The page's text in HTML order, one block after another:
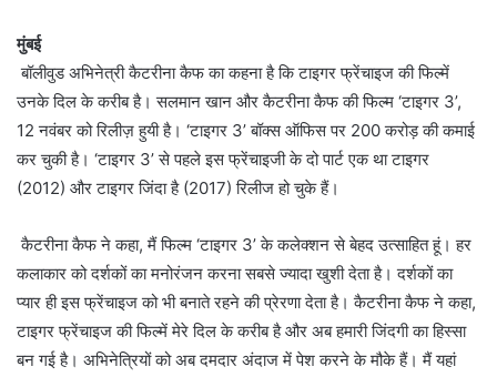
मुंबई
बॉलीवुड अभिनेत्री कैटरीना कैफ का कहना है कि टाइगर फ्रेंचाइज की फिल्में
उनके दिल के करीब है। सलमान खान और कैटरीना कैफ की फिल्म ‘टाइगर 3’,
12 नवंबर को रिलीज़ हुयी है। ‘टाइगर 3’ बॉक्स ऑफिस पर 200 करोड़ की कमाई
कर चुकी है। ‘टाइगर 3’ से पहले इस फ्रेंचाइजी के दो पार्ट एक था टाइगर
(2012) और टाइगर जिंदा है (2017) रिलीज हो चुके हैं।
कैटरीना कैफ ने कहा, मैं फिल्म ‘टाइगर 3’ के कलेक्शन से बेहद उत्साहित हूं। हर
कलाकार को दर्शकों का मनोरंजन करना सबसे ज्यादा खुशी देता है। दर्शकों का
प्यार ही इस फ्रेंचाइज को भी बनाते रहने की प्रेरणा देता है। कैटरीना कैफ ने कहा,
टाइगर फ्रेंचाइज की फिल्में मेरे दिल के करीब है और अब हमारी जिंदगी का हिस्सा
बन गई है। अभिनेत्रियों को अब दमदार अंदाज में पेश करने के मौके हैं। मैं यहां